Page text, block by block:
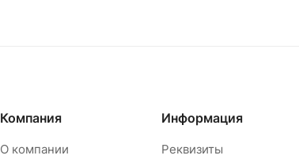
Компания
О компании
Информация
Реквизиты